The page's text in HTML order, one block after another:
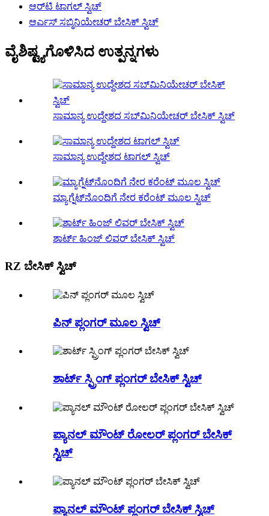
ಆರ್‌ಟಿ ಟಾಗಲ್ ಸ್ವಿಚ್
ಆರ್ಎಸ್ ಸಬ್ಮಿನಿಯೇಚರ್ ಬೇಸಿಕ್ ಸ್ವಿಚ್
ವೈಶಿಷ್ಟ್ಯಗೊಳಿಸಿದ ಉತ್ಪನ್ನಗಳು
ಸಾಮಾನ್ಯ ಉದ್ದೇಶದ ಸಬ್‌ಮಿನಿಯೇಚರ್ ಬೇಸಿಕ್ ಸ್ವಿಚ್
ಸಾಮಾನ್ಯ ಉದ್ದೇಶದ ಟಾಗಲ್ ಸ್ವಿಚ್
ಮ್ಯಾಗ್ನೆಟ್‌ನೊಂದಿಗೆ ನೇರ ಕರೆಂಟ್ ಮೂಲ ಸ್ವಿಚ್
ಶಾರ್ಟ್ ಹಿಂಜ್ ಲಿವರ್ ಬೇಸಿಕ್ ಸ್ವಿಚ್
RZ ಬೇಸಿಕ್ ಸ್ವಿಚ್
ಪಿನ್ ಪ್ಲಂಗರ್ ಮೂಲ ಸ್ವಿಚ್
ಶಾರ್ಟ್ ಸ್ಪ್ರಿಂಗ್ ಪ್ಲಂಗರ್ ಬೇಸಿಕ್ ಸ್ವಿಚ್
ಪ್ಯಾನಲ್ ಮೌಂಟ್ ರೋಲರ್ ಪ್ಲಂಗರ್ ಬೇಸಿಕ್
ಸ್ವಿಚ್
ಪ್ಯಾನಲ್ ಮೌಂಟ್ ಪ್ಲಂಗರ್ ಬೇಸಿಕ್ ಸ್ವಿಚ್